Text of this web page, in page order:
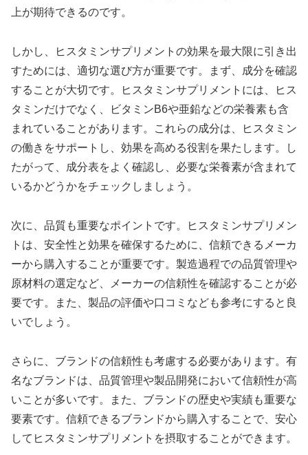
上が期待できるのです。
しかし、ヒスタミンサプリメントの効果を最大限に引き出
すためには、適切な選び方が重要です。まず、成分を確認
することが大切です。ヒスタミンサプリメントには、ヒス
タミンだけでなく、ビタミンB6や亜鉛などの栄養素も含
まれていることがあります。これらの成分は、ヒスタミン
の働きをサポートし、効果を高める役割を果たします。し
たがって、成分表をよく確認し、必要な栄養素が含まれて
いるかどうかをチェックしましょう。
次に、品質も重要なポイントです。ヒスタミンサプリメン
トは、安全性と効果を確保するために、信頼できるメーカ
ーから購入することが重要です。製造過程での品質管理や
原材料の選定など、メーカーの信頼性を確認することが必
要です。また、製品の評価や口コミなども参考にすると良
いでしょう。
さらに、ブランドの信頼性も考慮する必要があります。有
名なブランドは、品質管理や製品開発において信頼性が高
いことが多いです。また、ブランドの歴史や実績も重要な
要素です。信頼できるブランドから購入することで、安心
してヒスタミンサプリメントを摂取することができます。